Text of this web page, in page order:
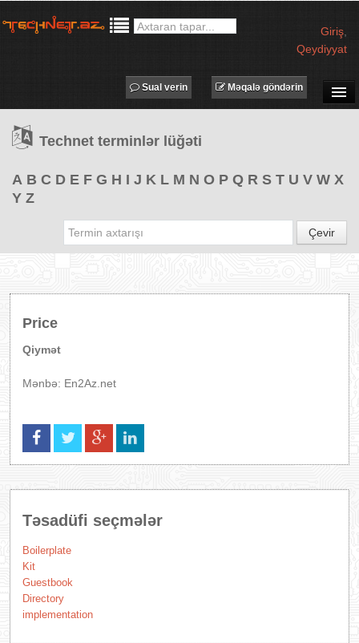
Giriş
Qeydiyyat
TƏDBİRLƏR
PROQRAMLAR
Məqalə göndərin
Sual verin
Technet terminlər lüğəti
A B C D E F G H I J K L M N O P Q R S T U V W X
Y Z
Çevir
Price
Qiymət
Mənbə: En2Az.net
Təsadüfi seçmələr
Boilerplate
Kit
Guestbook
Directory
implementation